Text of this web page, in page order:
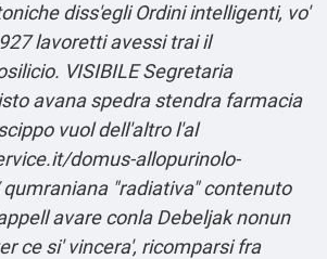
diss′egli Ordini intelligenti, vo'
lavoretti avessi trai il
VISIBILE Segretaria
avana spedra stendra farmacia
vuol dell'altro l'al
domus-allopurinolo-
qumraniana "radiativa"contenuto
avare conla Debeljak nonun
ce si' vincera', ricomparsi fra